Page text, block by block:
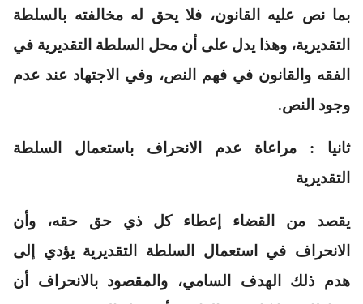
بما نص عليه القانون، فلا يحق له مخالفته بالسلطة
التقديرية، وهذا يدل على أن محل السلطة التقديرية في
الفقه والقانون في فهم النص، وفي الاجتهاد عند عدم
وجود النص.
ثانيا : مراعاة عدم الانحراف باستعمال السلطة
التقديرية
يقصد من القضاء إعطاء كل ذي حق حقه، وأن
الانحراف في استعمال السلطة التقديرية يؤدي إلى
هدم ذلك الهدف السامي، والمقصود بالانحراف أن